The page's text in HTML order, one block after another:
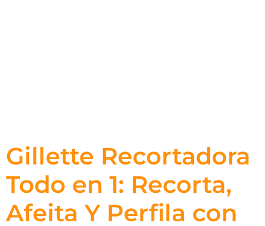
Gillette Recortadora
Todo en 1: Recorta,
Afeita Y Perfila con